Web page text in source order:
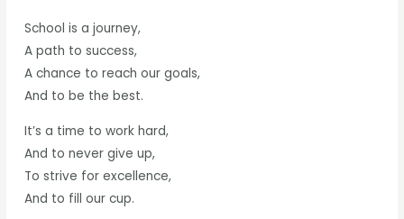
School is a journey,
A path to success,
A chance to reach our goals,
And to be the best.
It’s a time to work hard,
And to never give up,
To strive for excellence,
And to fill our cup.